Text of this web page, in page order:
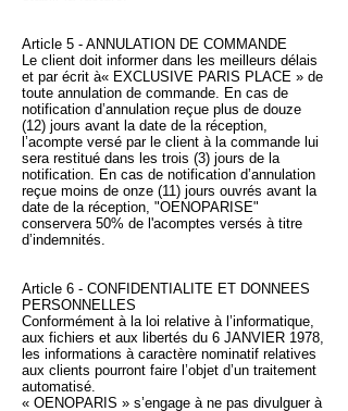
Article 5 - ANNULATION DE COMMANDE
Le client doit informer dans les meilleurs délais
et par écrit à« EXCLUSIVE PARIS PLACE » de
toute annulation de commande. En cas de
notification d’annulation reçue plus de douze
(12) jours avant la date de la réception,
l’acompte versé par le client à la commande lui
sera restitué dans les trois (3) jours de la
notification. En cas de notification d’annulation
reçue moins de onze (11) jours ouvrés avant la
date de la réception, "OENOPARISE"
conservera 50% de l'acomptes versés à titre
d’indemnités.
Article 6 - CONFIDENTIALITE ET DONNEES
PERSONNELLES
Conformément à la loi relative à l’informatique,
aux fichiers et aux libertés du 6 JANVIER 1978,
les informations à caractère nominatif relatives
aux clients pourront faire l’objet d’un traitement
automatisé.
« OENOPARIS » s’engage à ne pas divulguer à